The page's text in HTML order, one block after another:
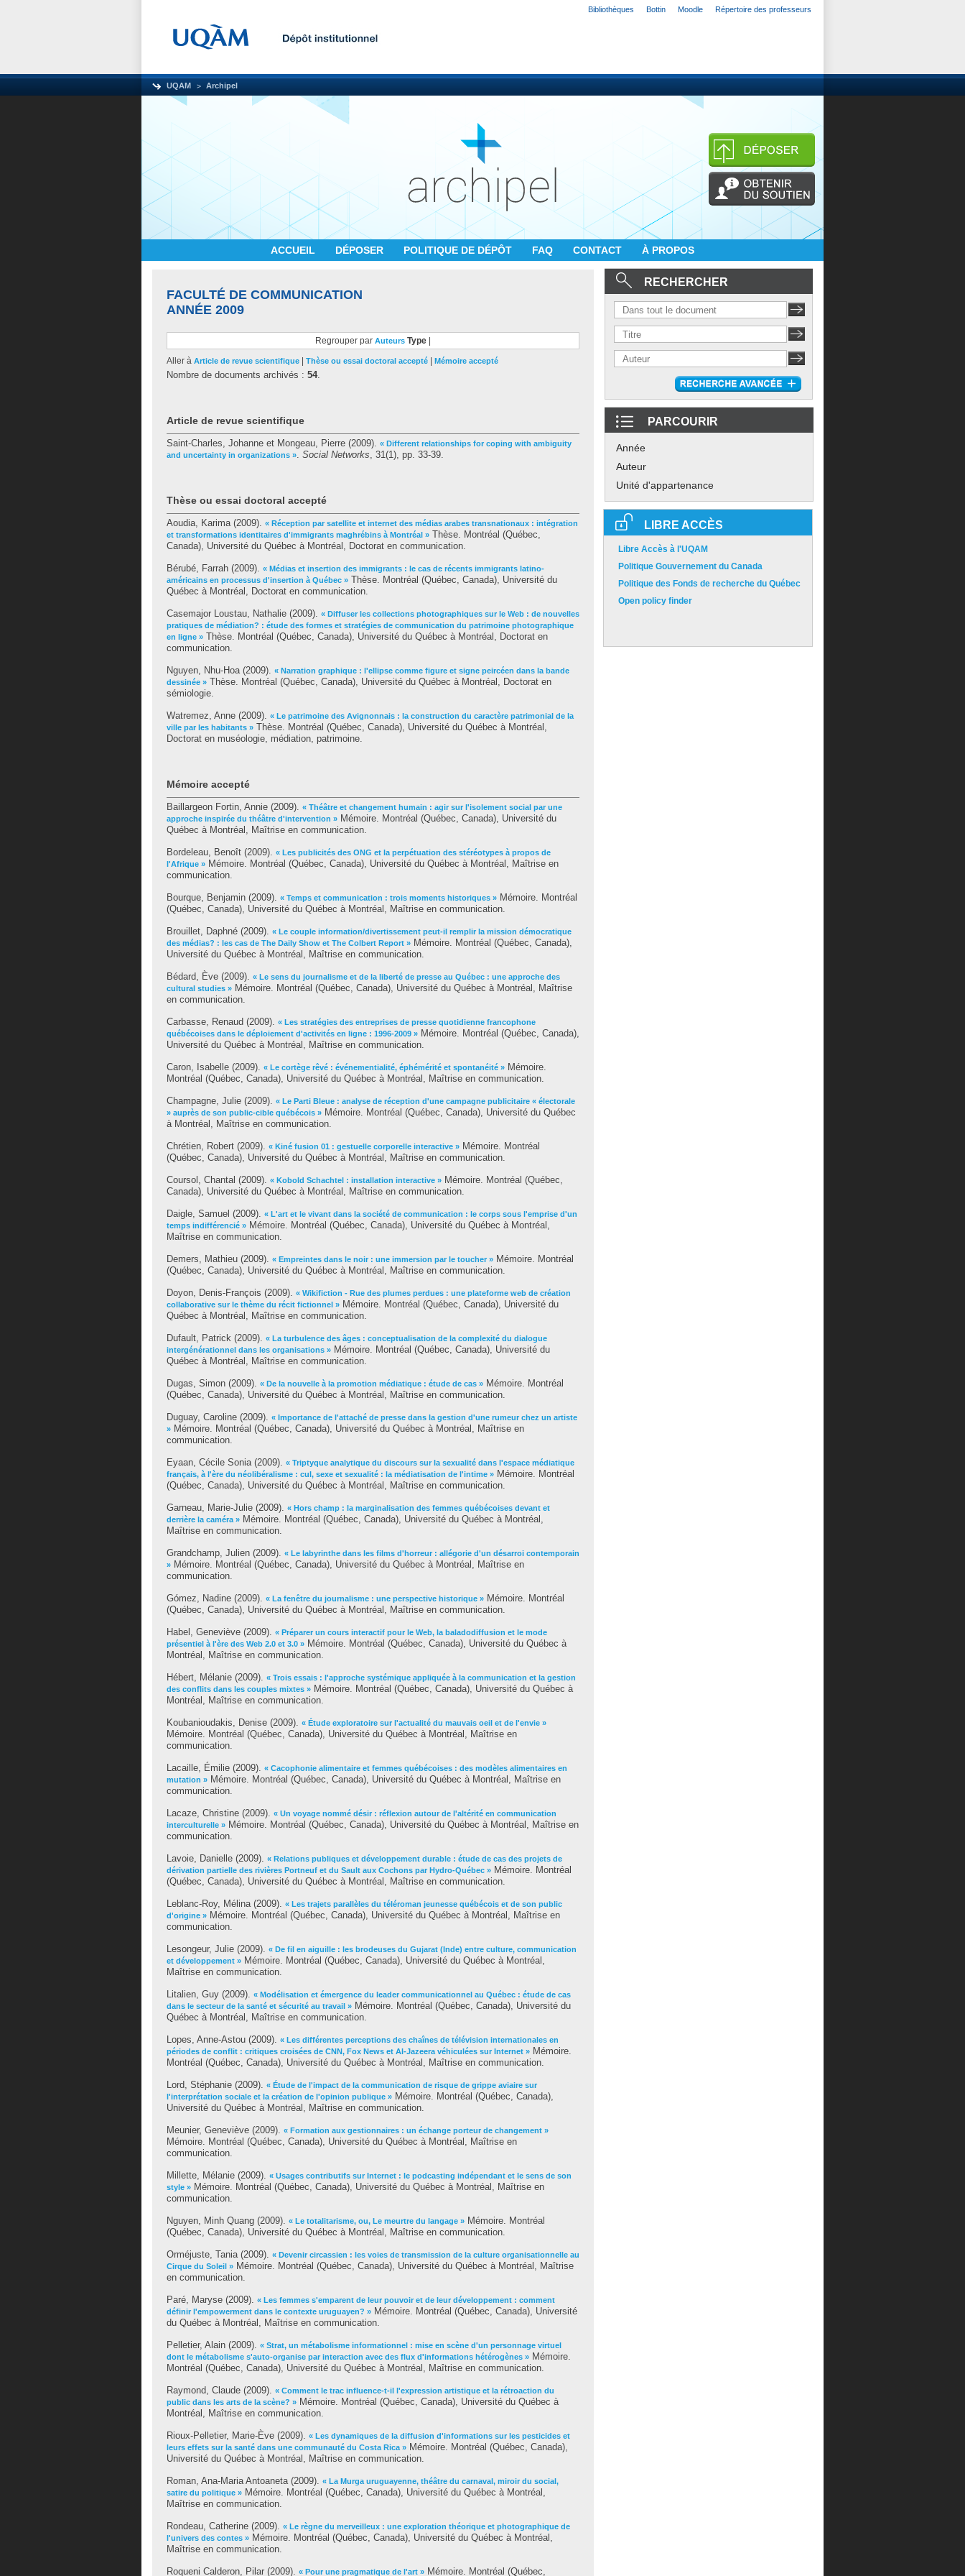
Bibliothèques Bottin Moodle Répertoire des professeurs
UQAM Archipel
ACCUEIL DÉPOSER POLITIQUE DE DÉPÔT FAQ CONTACT À PROPOS
FACULTÉ DE COMMUNICATION
ANNÉE 2009
Regrouper par Auteurs Type
Aller à Article de revue scientifique Thèse ou essai doctoral accepté Mémoire accepté
Nombre de documents archivés : 54.
Article de revue scientifique
Saint-Charles, Johanne et Mongeau, Pierre (2009). « Different relationships for coping with ambiguity
and uncertainty in organizations ». Social Networks, 31(1), pp. 33-39.
Thèse ou essai doctoral accepté
Aoudia, Karima(2009). « Réception par satellite et internet des médias arabes transnationaux : intégration
et transformations identitaires d'immigrants maghrébins à Montréal » Thèse. Montréal (Québec,
Canada), Université du Québec à Montréal, Doctorat en communication.
Bérubé, Farrah (2009). « Médias et insertion des immigrants : le cas de récents immigrants latino-
américains en processus d'insertion à Québec » Thèse. Montréal (Québec, Canada), Université du
Québec à Montréal, Doctorat en communication.
Casemajor Loustau, Nathalie (2009). « Diffuser les collections photographiques sur le Web : de nouvelles
pratiques de médiation? : étude des formes et stratégies de communication du patrimoine photographique
en ligne » Thèse. Montréal (Québec, Canada), Université du Québec à Montréal, Doctorat en
communication.
Nguyen, Nhu-Hoa(2009). « Narration graphique : l'ellipse comme figure et signe peircéen dans la bande
dessinée » Thèse. Montréal (Québec, Canada), Université du Québec à Montréal, Doctorat en
sémiologie.
Watremez, Anne (2009). « Le patrimoine des Avignonnais : la construction du caractère patrimonial de la
ville par les habitants » Thèse. Montréal (Québec, Canada), Université du Québec à Montréal,
Doctorat en muséologie, médiation, patrimoine.
Mémoire accepté
Baillargeon Fortin, Annie (2009). « Théâtre et changement humain : agir sur l'isolement social par une
approche inspirée du théâtre d'intervention » Mémoire. Montréal (Québec, Canada), Université du
Québec à Montréal, Maîtrise en communication.
Bordeleau, Benoît (2009). « Les publicités des ONG et la perpétuation des stéréotypes à propos de
l'Afrique » Mémoire. Montréal (Québec, Canada), Université du Québec à Montréal, Maîtrise en
communication.
Bourque, Benjamin (2009). « Temps et communication : trois moments historiques » Mémoire. Montréal
(Québec, Canada), Université du Québec à Montréal, Maîtrise en communication.
Brouillet, Daphné (2009). « Le couple information/divertissement peut-il remplir la mission démocratique
des médias? : les cas de The Daily Show et The Colbert Report » Mémoire. Montréal (Québec, Canada),
Université du Québec à Montréal, Maîtrise en communication.
Bédard, Ève (2009). « Le sens du journalisme et de la liberté de presse au Québec : une approche des
cultural studies » Mémoire. Montréal (Québec, Canada), Université du Québec à Montréal, Maîtrise
en communication.
Carbasse, Renaud (2009). « Les stratégies des entreprises de presse quotidienne francophone
québécoises dans le déploiement d'activités en ligne : 1996-2009 » Mémoire. Montréal (Québec, Canada),
Université du Québec à Montréal, Maîtrise en communication.
Caron, Isabelle (2009). « Le cortège rêvé : événementialité, éphémérité et spontanéité » Mémoire.
Montréal (Québec, Canada), Université du Québec à Montréal, Maîtrise en communication.
Champagne, Julie (2009). « Le Parti Bleue : analyse de réception d'une campagne publicitaire « électorale
» auprès de son public-cible québécois » Mémoire. Montréal (Québec, Canada), Université du Québec
à Montréal, Maîtrise en communication.
Chrétien, Robert (2009). « Kiné fusion 01 : gestuelle corporelle interactive » Mémoire. Montréal
(Québec, Canada), Université du Québec à Montréal, Maîtrise en communication.
Coursol, Chantal (2009). « Kobold Schachtel : installation interactive » Mémoire. Montréal (Québec,
Canada), Université du Québec à Montréal, Maîtrise en communication.
Daigle, Samuel (2009). « L'art et le vivant dans la société de communication : le corps sous l'emprise d'un
temps indifférencié » Mémoire. Montréal (Québec, Canada), Université du Québec à Montréal,
Maîtrise en communication.
Demers, Mathieu (2009). « Empreintes dans le noir : une immersion par le toucher » Mémoire. Montréal
(Québec, Canada), Université du Québec à Montréal, Maîtrise en communication.
Doyon, Denis-François (2009). « Wikifiction - Rue des plumes perdues : une plateforme web de création
collaborative sur le thème du récit fictionnel » Mémoire. Montréal (Québec, Canada), Université du
Québec à Montréal, Maîtrise en communication.
Dufault, Patrick (2009). « La turbulence des âges : conceptualisation de la complexité du dialogue
intergénérationnel dans les organisations » Mémoire. Montréal (Québec, Canada), Université du
Québec à Montréal, Maîtrise en communication.
Dugas, Simon (2009). « De la nouvelle à la promotion médiatique : étude de cas » Mémoire. Montréal
(Québec, Canada), Université du Québec à Montréal, Maîtrise en communication.
Duguay, Caroline (2009). « Importance de l'attaché de presse dans la gestion d'une rumeur chez un artiste
» Mémoire. Montréal (Québec, Canada), Université du Québec à Montréal, Maîtrise en
communication.
Eyaan, Cécile Sonia(2009). « Triptyque analytique du discours sur la sexualité dans l'espace médiatique
français, à l'ère du néolibéralisme : cul, sexe et sexualité : la médiatisation de l'intime » Mémoire. Montréal
(Québec, Canada), Université du Québec à Montréal, Maîtrise en communication.
Garneau, Marie-Julie (2009). « Hors champ : la marginalisation des femmes québécoises devant et
derrière la caméra » Mémoire. Montréal (Québec, Canada), Université du Québec à Montréal,
Maîtrise en communication.
Grandchamp, Julien (2009). « Le labyrinthe dans les films d'horreur : allégorie d'un désarroi contemporain
» Mémoire. Montréal (Québec, Canada), Université du Québec à Montréal, Maîtrise en
communication.
Gómez, Nadine (2009). « La fenêtre du journalisme : une perspective historique » Mémoire. Montréal
(Québec, Canada), Université du Québec à Montréal, Maîtrise en communication.
Habel, Geneviève (2009). « Préparer un cours interactif pour le Web, la baladodiffusion et le mode
présentiel à l'ère des Web 2.0 et 3.0 » Mémoire. Montréal (Québec, Canada), Université du Québec à
Montréal, Maîtrise en communication.
Hébert, Mélanie (2009). « Trois essais : l'approche systémique appliquée à la communication et la gestion
des conflits dans les couples mixtes » Mémoire. Montréal (Québec, Canada), Université du Québec à
Montréal, Maîtrise en communication.
Koubanioudakis, Denise (2009). « Étude exploratoire sur l'actualité du mauvais oeil et de l'envie »
Mémoire. Montréal (Québec, Canada), Université du Québec à Montréal, Maîtrise en
communication.
Lacaille, Émilie (2009). « Cacophonie alimentaire et femmes québécoises : des modèles alimentaires en
mutation » Mémoire. Montréal (Québec, Canada), Université du Québec à Montréal, Maîtrise en
communication.
Lacaze, Christine (2009). « Un voyage nommé désir : réflexion autour de l'altérité en communication
interculturelle » Mémoire. Montréal (Québec, Canada), Université du Québec à Montréal, Maîtrise en
communication.
Lavoie, Danielle (2009). « Relations publiques et développement durable : étude de cas des projets de
dérivation partielle des rivières Portneuf et du Sault aux Cochons par Hydro-Québec » Mémoire. Montréal
(Québec, Canada), Université du Québec à Montréal, Maîtrise en communication.
Leblanc-Roy, Mélina(2009). « Les trajets parallèles du téléroman jeunesse québécois et de son public
d'origine » Mémoire. Montréal (Québec, Canada), Université du Québec à Montréal, Maîtrise en
communication.
Lesongeur, Julie (2009). « De fil en aiguille : les brodeuses du Gujarat (Inde) entre culture, communication
et développement » Mémoire. Montréal (Québec, Canada), Université du Québec à Montréal,
Maîtrise en communication.
Litalien, Guy (2009). « Modélisation et émergence du leader communicationnel au Québec : étude de cas
dans le secteur de la santé et sécurité au travail » Mémoire. Montréal (Québec, Canada), Université du
Québec à Montréal, Maîtrise en communication.
Lopes, Anne-Astou (2009). « Les différentes perceptions des chaînes de télévision internationales en
périodes de conflit : critiques croisées de CNN, Fox News et Al-Jazeera véhiculées sur Internet » Mémoire.
Montréal (Québec, Canada), Université du Québec à Montréal, Maîtrise en communication.
Lord, Stéphanie (2009). « Étude de l'impact de la communication de risque de grippe aviaire sur
l'interprétation sociale et la création de l'opinion publique » Mémoire. Montréal (Québec, Canada),
Université du Québec à Montréal, Maîtrise en communication.
Meunier, Geneviève (2009). « Formation aux gestionnaires : un échange porteur de changement »
Mémoire. Montréal (Québec, Canada), Université du Québec à Montréal, Maîtrise en
communication.
Millette, Mélanie (2009). « Usages contributifs sur Internet : le podcasting indépendant et le sens de son
style » Mémoire. Montréal (Québec, Canada), Université du Québec à Montréal, Maîtrise en
communication.
Nguyen, Minh Quang (2009). « Le totalitarisme, ou, Le meurtre du langage » Mémoire. Montréal
(Québec, Canada), Université du Québec à Montréal, Maîtrise en communication.
Orméjuste, Tania(2009). « Devenir circassien : les voies de transmission de la culture organisationnelle au
Cirque du Soleil » Mémoire. Montréal (Québec, Canada), Université du Québec à Montréal, Maîtrise
en communication.
Paré, Maryse (2009). « Les femmes s'emparent de leur pouvoir et de leur développement : comment
définir l'empowerment dans le contexte uruguayen? » Mémoire. Montréal (Québec, Canada), Université
du Québec à Montréal, Maîtrise en communication.
Pelletier, Alain (2009). « Strat, un métabolisme informationnel : mise en scène d'un personnage virtuel
dont le métabolisme s'auto-organise par interaction avec des flux d'informations hétérogènes » Mémoire.
Montréal (Québec, Canada), Université du Québec à Montréal, Maîtrise en communication.
Raymond, Claude (2009). « Comment le trac influence-t-il l'expression artistique et la rétroaction du
public dans les arts de la scène? » Mémoire. Montréal (Québec, Canada), Université du Québec à
Montréal, Maîtrise en communication.
Rioux-Pelletier, Marie-Ève (2009). « Les dynamiques de la diffusion d'informations sur les pesticides et
leurs effets sur la santé dans une communauté du Costa Rica » Mémoire. Montréal (Québec, Canada),
Université du Québec à Montréal, Maîtrise en communication.
Roman, Ana-Maria Antoaneta(2009). « La Murga uruguayenne, théâtre du carnaval, miroir du social,
satire du politique » Mémoire. Montréal (Québec, Canada), Université du Québec à Montréal,
Maîtrise en communication.
Rondeau, Catherine (2009). « Le règne du merveilleux : une exploration théorique et photographique de
l'univers des contes » Mémoire. Montréal (Québec, Canada), Université du Québec à Montréal,
Maîtrise en communication.
Roqueni Calderon, Pilar (2009). « Pour une pragmatique de l'art » Mémoire. Montréal (Québec,
RECHERCHER
PARCOURIR
Année
Auteur
Unité d'appartenance
LIBRE ACCÈS
Libre Accès à l'UQAM
Politique Gouvernement du Canada
Politique des Fonds de recherche du Québec
Open policy finder